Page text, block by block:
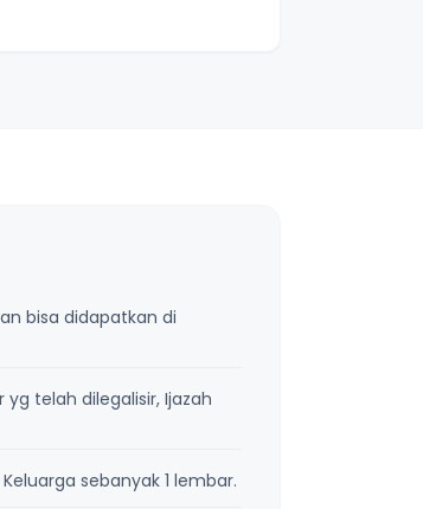
bisa didapatkan di
telah dilegalisir, Ijazah
sebanyak 1 lembar.